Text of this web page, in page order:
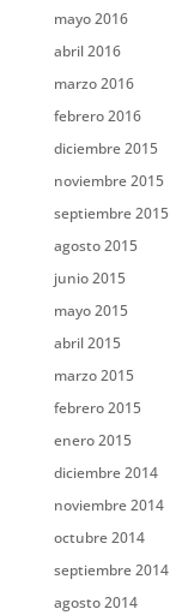
mayo 2016
abril 2016
marzo 2016
febrero 2016
diciembre 2015
noviembre 2015
septiembre 2015
agosto 2015
junio 2015
mayo 2015
abril 2015
marzo 2015
febrero 2015
enero 2015
diciembre 2014
noviembre 2014
octubre 2014
septiembre 2014
agosto 2014